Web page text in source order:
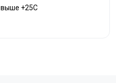
выше +25С